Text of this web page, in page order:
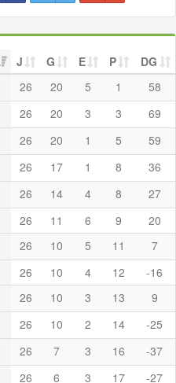
J G E P
DG
26 20 5 1
58
26 20 3 3
69
26 20 1 5
59
26 17 1 8
36
26 14 4 8
27
26 11 6 9
20
26 10 5 11
7
26 10 4 12
-16
26 10 3 13
9
26 10 2 14
-25
26 7 3 16
-37
26 6 3 17
-27